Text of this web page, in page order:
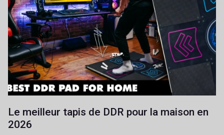
Le meilleur tapis de DDR pour la maison en
2026